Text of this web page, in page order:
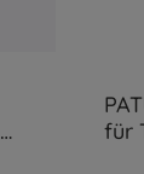
für